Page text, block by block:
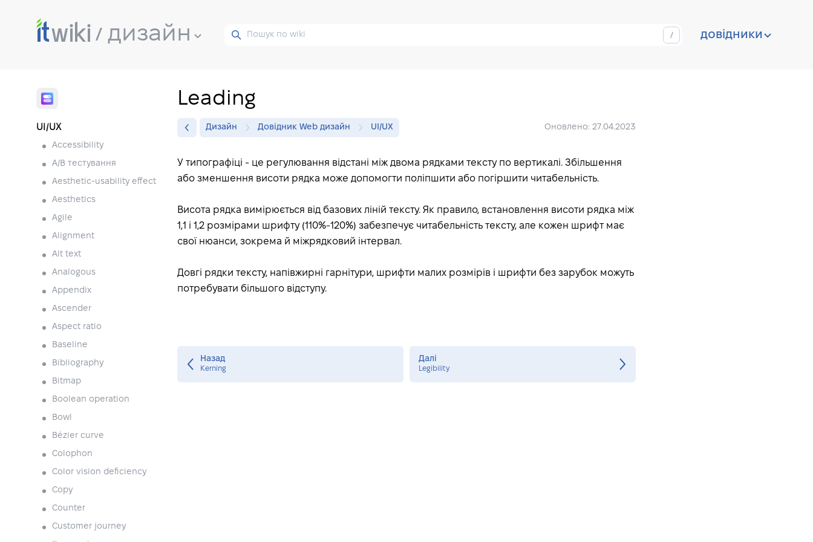
дизайн довідники
UI/UX
Accessibility
A/B тестування
Aesthetic-usability effect
Aesthetics
Agile
Alignment
Alt text
Analogous
Appendix
Ascender
Aspect ratio
Baseline
Bibliography
Bitmap
Boolean operation
Bowl
Bézier curve
Colophon
Color vision deficiency
Copy
Counter
Customer journey
Leading
Дизайн Довідник Web дизайн UI/UX Оновлено: 27.04.2023
У типографіці - це регулювання відстані між двома рядками тексту по вертикалі. Збільшення
або зменшення висоти рядка може допомогти поліпшити або погіршити читабельність.
Висота рядка вимірюється від базових ліній тексту. Як правило, встановлення висоти рядка між
1,1 і 1,2 розмірами шрифту (110%-120%) забезпечує читабельність тексту, але кожен шрифт має
свої нюанси, зокрема й міжрядковий інтервал.
Довгі рядки тексту, напівжирні гарнітури, шрифти малих розмірів і шрифти без зарубок можуть
потребувати більшого відступу.
Назад
Kerning
Далі
Legibility